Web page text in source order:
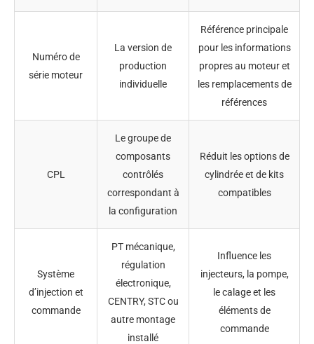
Numéro de
série moteur
La version de
production
individuelle
Référence principale
pour les informations
propres au moteur et
les remplacements de
références
CPL
Le groupe de
composants
contrôlés
correspondant à
la configuration
Réduit les options de
cylindrée et de kits
compatibles
Système
d’injection et
commande
PT mécanique,
régulation
électronique,
CENTRY, STC ou
autre montage
installé
Influence les
injecteurs, la pompe,
le calage et les
éléments de
commande